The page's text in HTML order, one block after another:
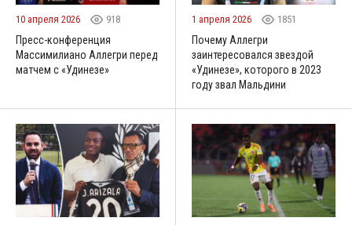
10 апреля 2026 918
Пресс-конференция
Массимилиано Аллегри перед
матчем с «Удинезе»
1 апреля 2026 1851
Почему Аллегри
заинтересовался звездой
«Удинезе», которого в 2023
году звал Мальдини